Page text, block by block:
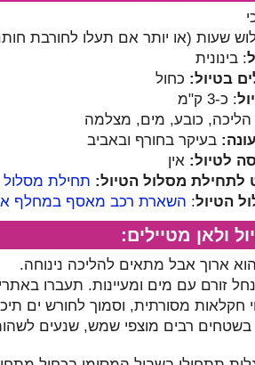
שעות (או יותר אם תעלו לחורבת
: בינונית
בטיול: כחול
: כ-3 ק"מ
הליכה, כובע, מים, מצלמה
בעיקר בחורף ובאביב
לטיול: אין
לתחילת מסלול הטיול: תחילת מסלול
הטיול: השארת רכב מאסף במחלף
ולאן מטיילים:
הוא ארוך אבל מתאים להליכה נינוחה.
זורם עם מים ומעיינות. תעברו
חקלאות מסורתית, וסמוך לחורש ים
בשטחים רבים מוצפי שמש, שנעים